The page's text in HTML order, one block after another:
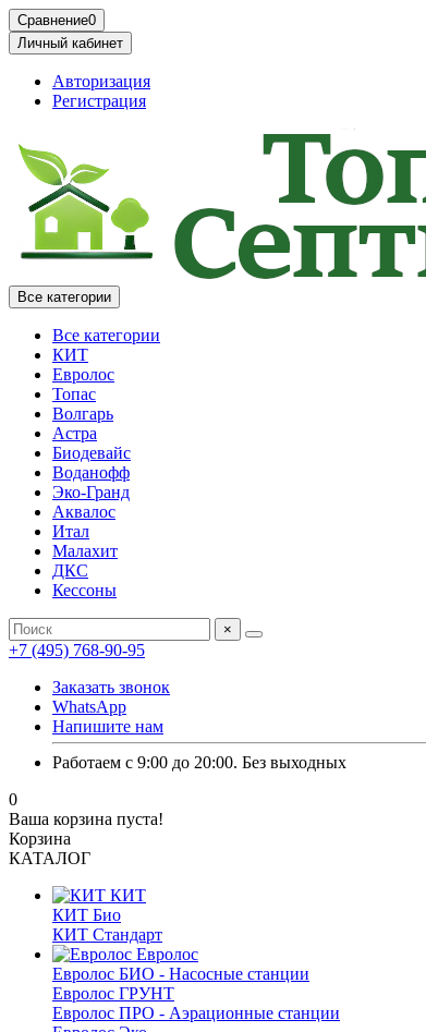
Сравнение0
Личный кабинет
Авторизация
Регистрация
Все категории
Все категории
КИТ
Евролос
Топас
Волгарь
Астра
Биодевайс
Воданофф
Эко-Гранд
Аквалос
Итал
Малахит
ДКС
Кессоны
×
+7 (495) 768-90-95
Заказать звонок
WhatsApp
Напишите нам
Работаем с 9:00 до 20:00. Без выходных
0
Ваша корзина пуста!
Корзина
КАТАЛОГ
КИТ
КИТ Био
КИТ Стандарт
Евролос
Евролос БИО - Насосные станции
Евролос ГРУНТ
Евролос ПРО - Аэрационные станции